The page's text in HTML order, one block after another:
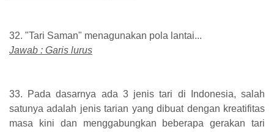
32. "Tari Saman" menagunakan pola lantai...
Jawab : Garis lurus
33. Pada dasarnya ada 3 jenis tari di Indonesia, salah
satunya adalah jenis tarian yang dibuat dengan kreatifitas
masa kini dan menggabungkan beberapa gerakan tari